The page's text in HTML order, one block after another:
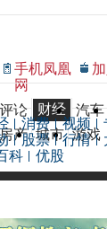
手机凤凰
网
评论 财经 汽车
房产 城市 游戏
消费 视频
股票 行情
科 优股